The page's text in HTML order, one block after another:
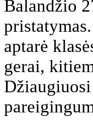
Balandžio
aptarė
gerai,